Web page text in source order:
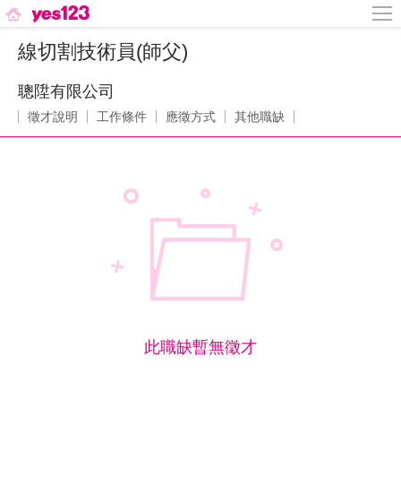
線切割技術員(師父)
聰陞有限公司
徵才說明 工作條件 應徵方式 其他職缺
此職缺暫無徵才